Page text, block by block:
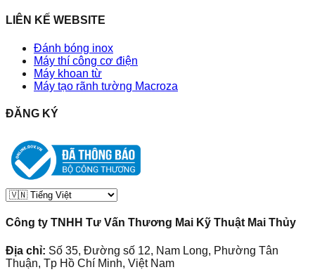
LIÊN KẾ WEBSITE
Đánh bóng inox
Máy thí công cơ điện
Máy khoan từ
Máy tạo rãnh tường Macroza
ĐĂNG KÝ
Công ty TNHH Tư Vấn Thương Mai Kỹ Thuật Mai Thủy
Địa chỉ: Số 35, Đường số 12, Nam Long, Phường Tân
Thuận, Tp Hồ Chí Minh, Việt Nam